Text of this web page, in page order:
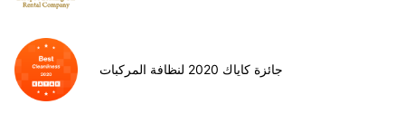
جائزة كاياك 2020 لنظافة المركبات